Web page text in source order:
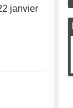
janvier